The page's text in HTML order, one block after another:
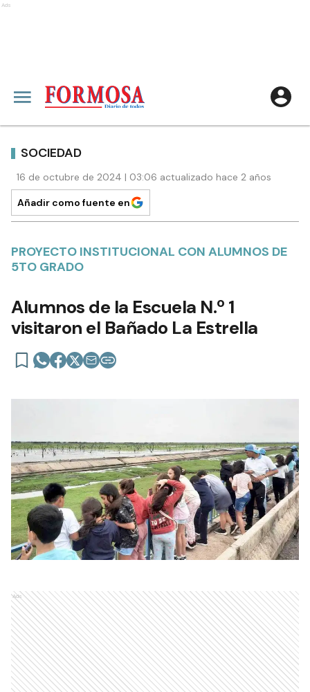
Ads
SOCIEDAD
16 de octubre de 2024 | 03:06 actualizado hace 2 años
Añadir como fuente en
PROYECTO INSTITUCIONAL CON ALUMNOS DE
5TO GRADO
Alumnos de la Escuela N.º 1
visitaron el Bañado La Estrella
Ads